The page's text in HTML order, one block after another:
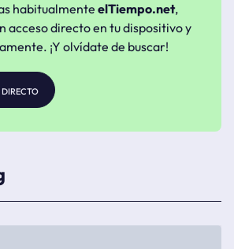
habitualmente elTiempo.net,
acceso directo en tu dispositivo y
¡Y olvídate de buscar!
directo